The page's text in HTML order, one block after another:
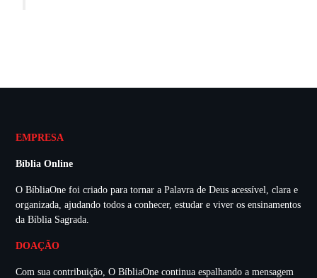
EMPRESA
Bíblia Online
O BíbliaOne foi criado para tornar a Palavra de Deus acessível, clara e
organizada, ajudando todos a conhecer, estudar e viver os ensinamentos
da Bíblia Sagrada.
DOAÇÃO
Com sua contribuição, O BíbliaOne continua espalhando a mensagem